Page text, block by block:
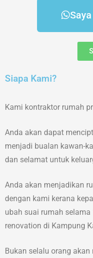
Siapa Kami?
Kami kontraktor rumah
Anda akan dapat
menjadi bualan kawan-
dan selamat untuk
Anda akan menjadikan
dengan kami kerana
ubah suai rumah
renovation di Kampung
Bukan selalu orang